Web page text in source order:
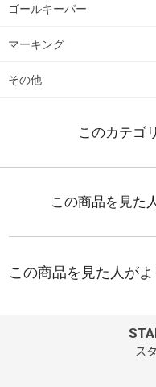
ゴールキーパー
マーキング
その他
ス